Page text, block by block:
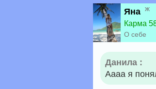
Яна ж
Карма
О себе
Данила :
Аааа я